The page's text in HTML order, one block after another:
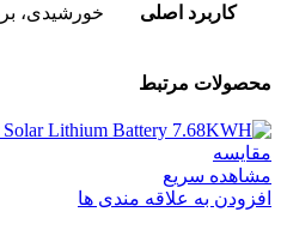
کاربرد اصلی خورشیدی،
محصولات مرتبط
مقایسه
مشاهده سریع
افزودن به علاقه مندی ها